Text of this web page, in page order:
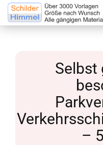
Selbst
–